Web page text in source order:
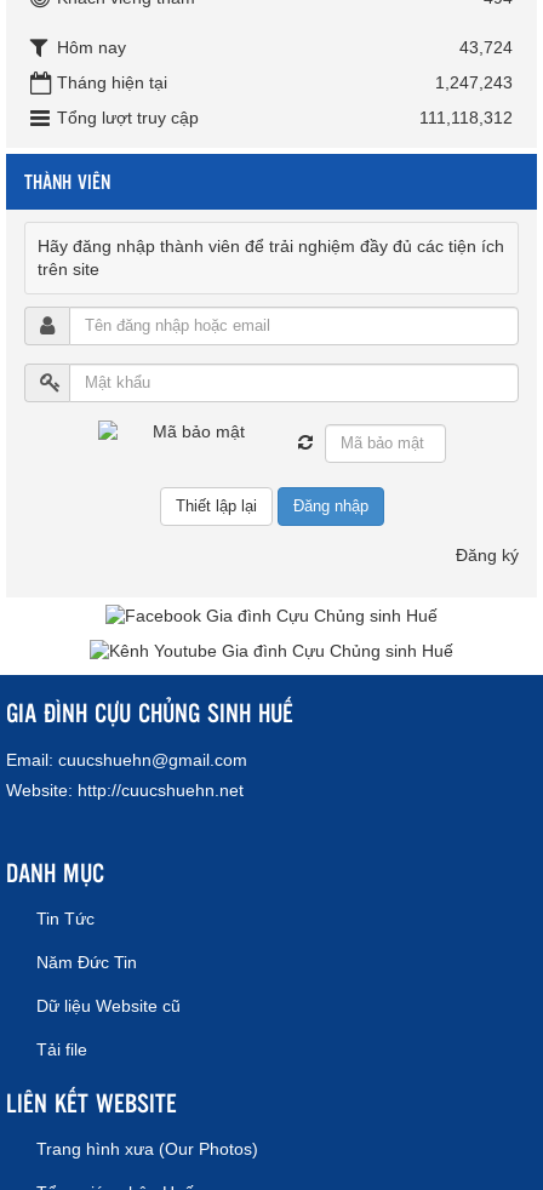
Hôm nay
43,724
Tháng hiện tại
1,247,243
Tổng lượt truy cập
111,118,312
THÀNH VIÊN
Hãy đăng nhập thành viên để trải nghiệm đầy đủ các tiện ích
trên site
Đăng nhập
Đăng ký
GIA ĐÌNH CỰU CHỦNG SINH HUẾ
Email: cuucshuehn@gmail.com
Website: http://cuucshuehn.net
DANH MỤC
Tin Tức
Năm Đức Tin
Dữ liệu Website cũ
Tải file
LIÊN KẾT WEBSITE
Trang hình xưa (Our Photos)